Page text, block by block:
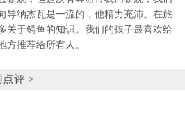
导纳杰瓦是一流的，他精力充沛。在旅
关于鳄鱼的知识。我们的孩子最喜欢给
方推荐给所有人。
评 >